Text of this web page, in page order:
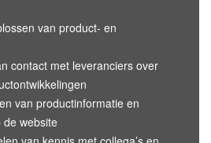
van product- en
contact met leveranciers over
van productinformatie en
website